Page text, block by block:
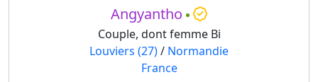
Angyantho
Couple, dont femme Bi
Louviers (27)/ Normandie
France